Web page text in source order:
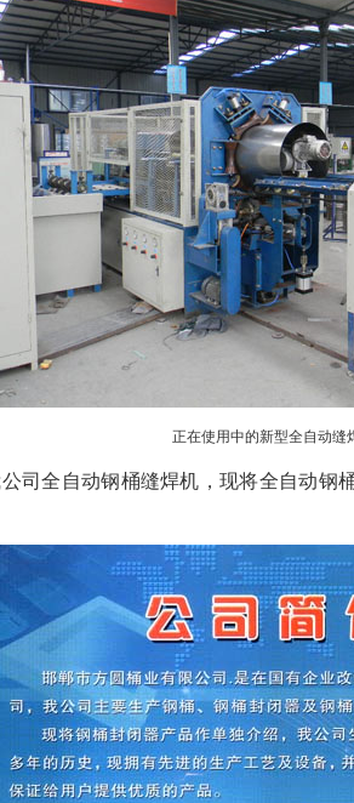
正在使用中的新型全自动缝
司全自动钢桶缝焊机，现将全自动钢